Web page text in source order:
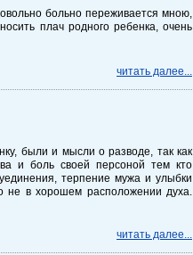
больно переживается мною,
плач родного ребенка, очень
читать далее...
были и мысли о разводе, так как
и боль своей персоной тем кто
терпение мужа и улыбки
не в хорошем расположении духа.
читать далее...